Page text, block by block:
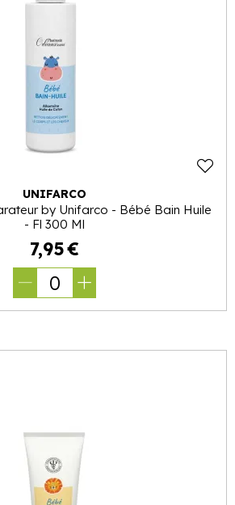
UNIFARCO
by Unifarco - Bébé Bain Huile
- Fl 300 Ml
7,95€
0